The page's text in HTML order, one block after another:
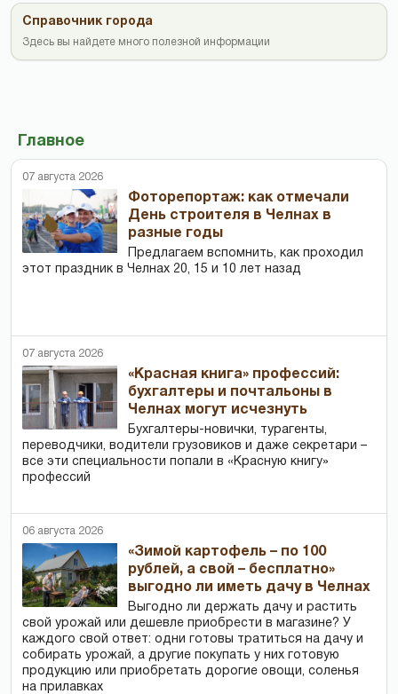
Справочник города
Здесь вы найдете много полезной информации
Главное
07 августа 2026
Фоторепортаж: как отмечали
День строителя в Челнах в
разные годы
Предлагаем вспомнить, как проходил
этот праздник в Челнах 20, 15 и 10 лет назад
07 августа 2026
«Красная книга» профессий:
бухгалтеры и почтальоны в
Челнах могут исчезнуть
Бухгалтеры-новички, тур­агенты,
переводчики, водители грузовиков и даже секретари –
все эти специальности попали в «Красную книгу»
профессий
06 августа 2026
«Зимой картофель – по 100
рублей, а свой – бесплатно»
выгодно ли иметь дачу в Челнах
Выгодно ли держать дачу и растить
свой урожай или дешевле приобрести в магазине? У
каждого свой ответ: одни готовы тратиться на дачу и
собирать урожай, а другие покупать у них готовую
продукцию или приобретать дорогие овощи, соленья
на прилавках